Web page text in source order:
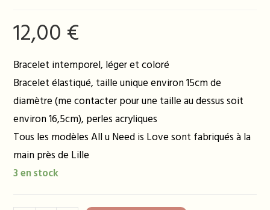
12,00 €
Bracelet intemporel, léger et coloré
Bracelet élastiqué, taille unique environ 15cm de
diamètre (me contacter pour une taille au dessus soit
environ 16,5cm), perles acryliques
Tous les modèles All u Need is Love sont fabriqués à la
main près de Lille
3 en stock